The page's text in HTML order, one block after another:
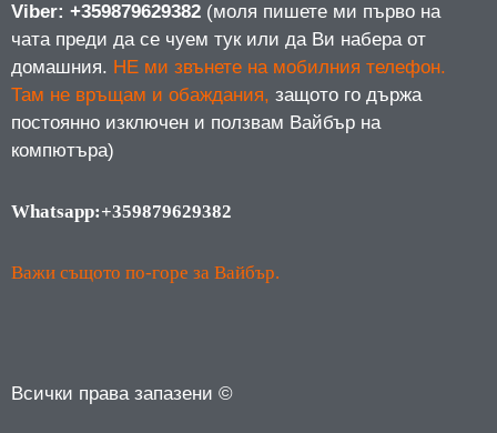
Viber: +359879629382 (моля пишете ми първо на
чата преди да се чуем тук или да Ви набера от
домашния. НЕ ми звънете на мобилния телефон.
Там не връщам и обаждания, защото го държа
постоянно изключен и ползвам Вайбър на
компютъра)
Whatsapp:+359879629382
Важи същото по-горе за Вайбър.
Всички права запазени ©